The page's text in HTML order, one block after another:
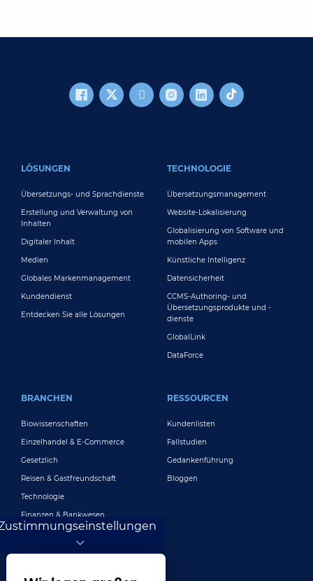
LÖSUNGEN
Übersetzungs- und Sprachdienste
Erstellung und Verwaltung von
Inhalten
Digitaler Inhalt
Medien
Globales Markenmanagement
Kundendienst
Entdecken Sie alle Lösungen
TECHNOLOGIE
Übersetzungsmanagement
Website-Lokalisierung
Globalisierung von Software und
mobilen Apps
Künstliche Intelligenz
Datensicherheit
CCMS-Authoring- und
Übersetzungsprodukte und -
dienste
GlobalLink
DataForce
BRANCHEN
Biowissenschaften
Einzelhandel & E-Commerce
Gesetzlich
Reisen & Gastfreundschaft
Technologie
Finanzen & Bankwesen
RESSOURCEN
Kundenlisten
Fallstudien
Gedankenführung
Bloggen